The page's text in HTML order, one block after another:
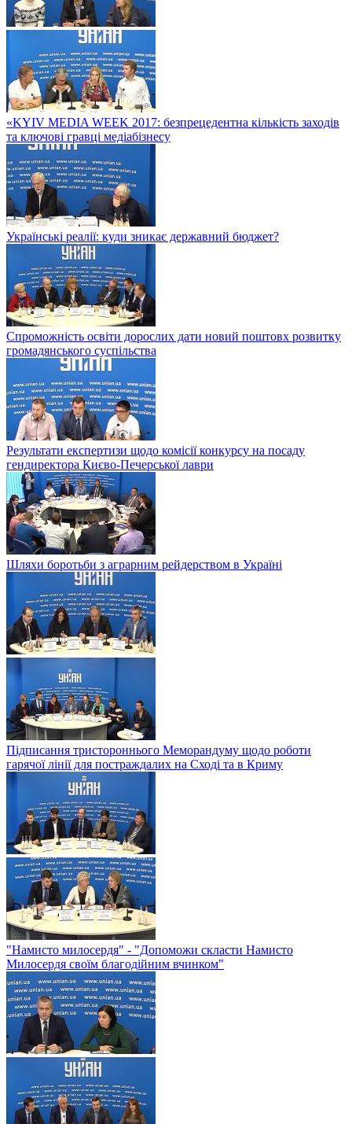
«KYIV MEDIA WEEK 2017: безпрецедентна кількість заходів
та ключові гравці медіабізнесу
Українські реалії: куди зникає державний бюджет?
Спроможність освіти дорослих дати новий поштовх розвитку
громадянського суспільства
Результати експертизи щодо комісії конкурсу на посаду
гендиректора Києво-Печерської лаври
Шляхи боротьби з аграрним рейдерством в Українi
Підписання тристороннього Меморандуму щодо роботи
гарячої лінії для постраждалих на Сході та в Криму
"Намисто милосердя" - "Допоможи скласти Намисто
Милосердя своїм благодійним вчинком"